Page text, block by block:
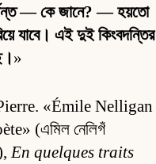
— কে জানে? — হয়তো
যাবে। এই দুই কিংবদন্তির
»
«Émile Nelligan
(এমিল নেলিগঁ
En quelques traits